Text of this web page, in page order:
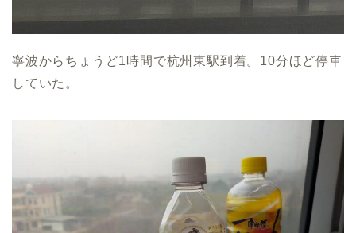
寧波からちょうど1時間で杭州東駅到着。10分ほど停車
していた。